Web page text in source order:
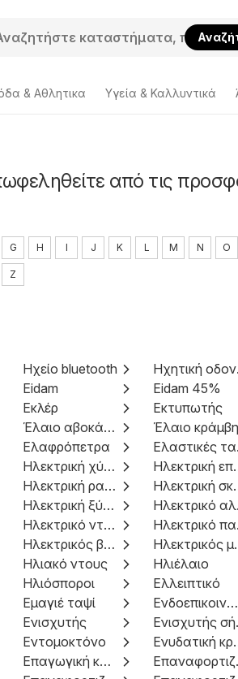
& Aθλητικα Υγεία & Καλλυντικά
από τις
G H I J K L M N O
Z
Ηχείο bluetooth
Eidam
Eidam 45%
Εκλέρ
Εκτυπωτής
Έλαιο αβοκάντο
Έλαιο
Ελαφρόπετρα
Ηλεκτρική χύτρα ταχύτητας
Ηλεκτρική ρακέτα για μύγες
Ηλεκτρική ξύστρα
Ηλεκτρικό ντους
Ηλεκτρικός βραστήρας
Ηλιακό ντους
Ηλιέλαιο
Ηλιόσποροι
Ελλειπτικό
Εμαγιέ ταψί
Ενδοεπικοινωνία
Ενισχυτής
Εντομοκτόνο
Επαγωγική κουζίνα